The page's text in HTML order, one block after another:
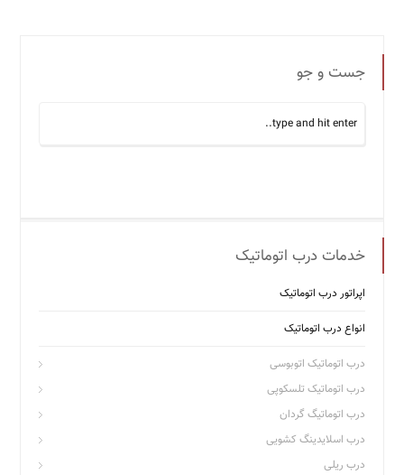
جست و جو
خدمات درب اتوماتیک
اپراتور درب اتوماتیک
انواع درب اتوماتیک
درب اتوماتیک اتوبوسی
درب اتوماتیک تلسکوپی
درب اتوماتیگ گردان
درب اسلایدینگ کشویی
درب ریلی